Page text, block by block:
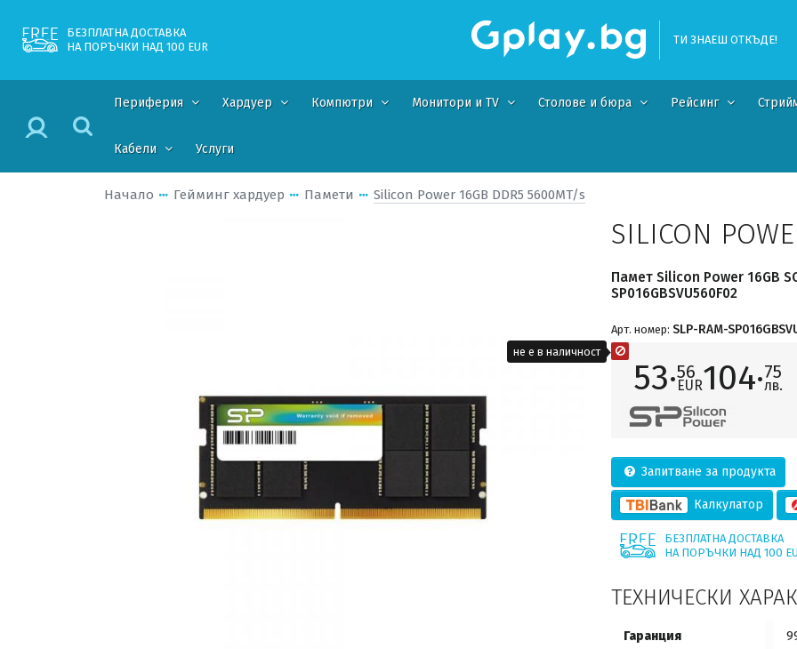
БЕЗПЛАТНА ДОСТАВКА
НА ПОРЪЧКИ НАД 100 EUR
ТИ ЗНАЕШ ОТКЪДЕ!
Периферия Хардуер Компютри Монитори и TV Столове и бюра Рейсинг
Кабели Услуги
Начало Гейминг хардуер Памети Silicon Power 16GB DDR5 5600MT/s
SILICON
Памет Silicon Power 16GB
SP016GBSVU560F02
Арт. номер: SLP-RAM-
53·56
EUR104·75
лв.
Запитване за продукта
Калкулатор
БЕЗПЛАТНА ДОСТАВКА
НА ПОРЪЧКИ НАД 100
ТЕХНИЧЕСКИ
Гаранция
не е в наличност